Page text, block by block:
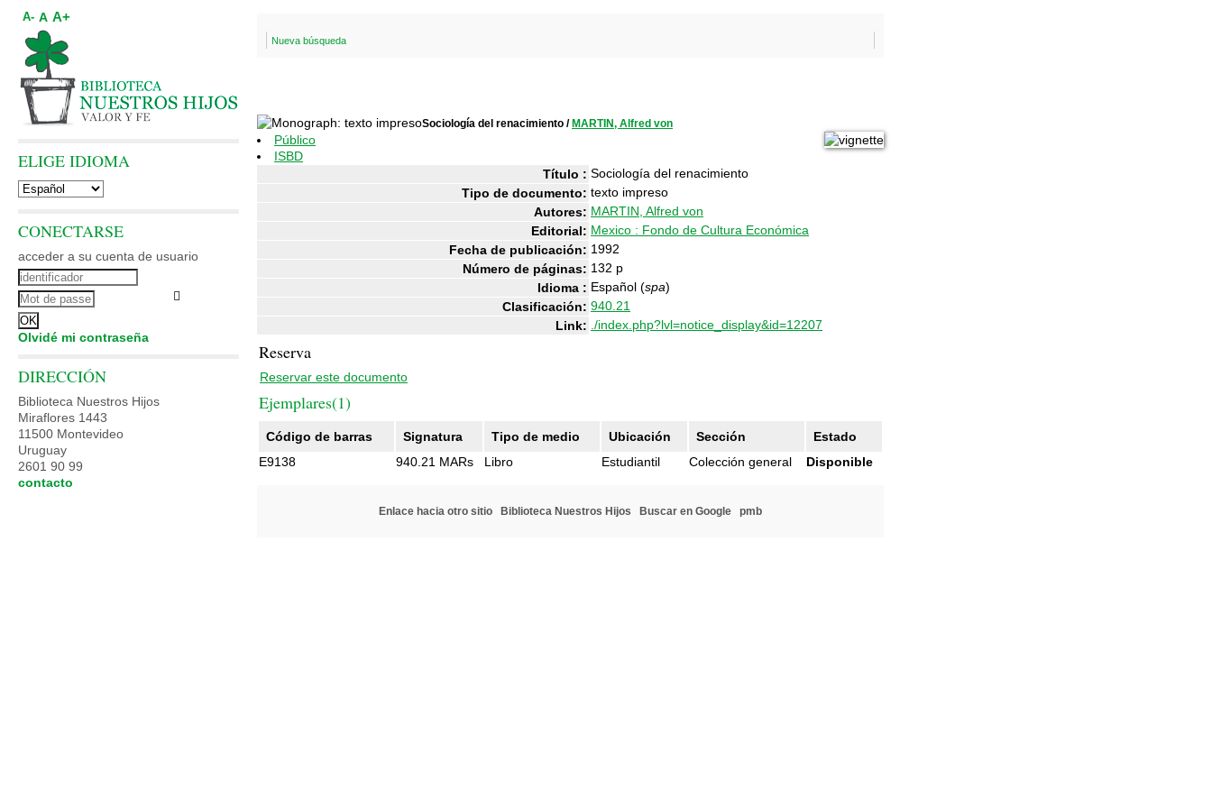
Nueva búsqueda
Sociología del renacimiento / MARTIN, Alfred von
Público
ISBD
Título : Sociología del renacimiento
Tipo de documento: texto impreso
Autores: MARTIN, Alfred von
Editorial: Mexico : Fondo de Cultura Económica
Fecha de publicación: 1992
Número de páginas: 132 p
Idioma : Español (spa)
Clasificación: 940.21
Link: ./index.php?lvl=notice_display&id=12207
Reserva
Reservar este documento
Ejemplares(1)
Código de barras Signatura Tipo de medio Ubicación Sección
Estado
E9138
940.21 MARs Libro Estudiantil Colección general Disponible
Enlace hacia otro sitio Biblioteca Nuestros Hijos Buscar en Google pmb
A- A A+
ELIGE IDIOMA
CONECTARSE
acceder a su cuenta de usuario
Olvidé mi contraseña
DIRECCIÓN
Biblioteca Nuestros Hijos
Miraflores 1443
11500 Montevideo
Uruguay
2601 90 99
contacto